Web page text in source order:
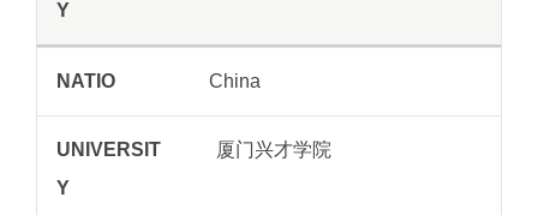
China
厦门兴才学院